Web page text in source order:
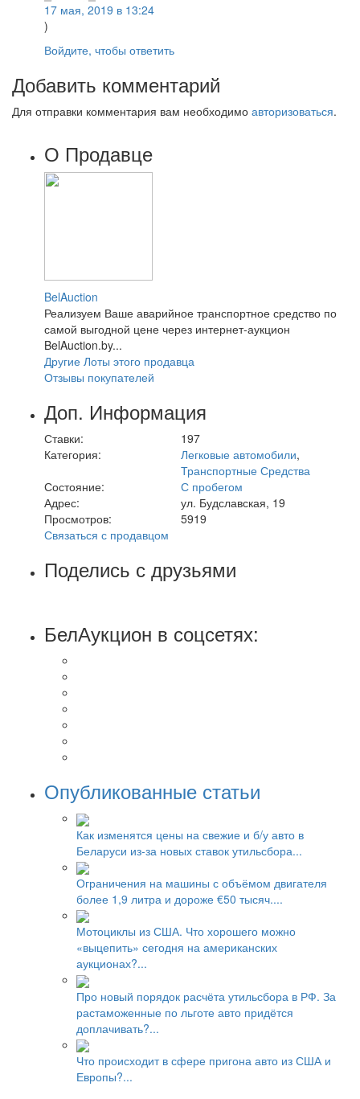
17 мая, 2019 в 13:24
)
Войдите, чтобы ответить
Добавить комментарий
Для отправки комментария вам необходимо авторизоваться.
О Продавце
BelAuction
Реализуем Ваше аварийное транспортное средство по
самой выгодной цене через интернет-аукцион
BelAuction.by...
Другие Лоты этого продавца
Отзывы покупателей
Доп. Информация
Ставки:
197
Категория:
Легковые автомобили,
Транспортные Средства
Состояние:
С пробегом
Адрес:
ул. Будславская, 19
Просмотров:
5919
Связаться с продавцом
Поделись с друзьями
БелАукцион в соцсетях:
Опубликованные статьи
Как изменятся цены на свежие и б/у авто в
Беларуси из-за новых ставок утильсбора...
Ограничения на машины с объёмом двигателя
более 1,9 литра и дороже €50 тысяч....
Мотоциклы из США. Что хорошего можно
«выцепить» сегодня на американских
аукционах?...
Про новый порядок расчёта утильсбора в РФ. За
растаможенные по льготе авто придётся
доплачивать?...
Что происходит в сфере пригона авто из США и
Европы?...